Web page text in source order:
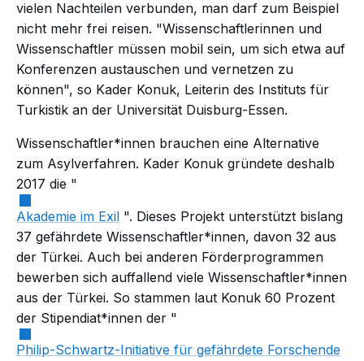
vielen Nachteilen verbunden, man darf zum Beispiel
nicht mehr frei reisen. "Wissenschaftlerinnen und
Wissenschaftler müssen mobil sein, um sich etwa auf
Konferenzen austauschen und vernetzen zu
können", so Kader Konuk, Leiterin des Instituts für
Turkistik an der Universität Duisburg-Essen.
Wissenschaftler*innen brauchen eine Alternative
zum Asylverfahren. Kader Konuk gründete deshalb
2017 die "
Akademie im Exil ". Dieses Projekt unterstützt bislang
37 gefährdete Wissenschaftler*innen, davon 32 aus
der Türkei. Auch bei anderen Förderprogrammen
bewerben sich auffallend viele Wissenschaftler*innen
aus der Türkei. So stammen laut Konuk 60 Prozent
der Stipendiat*innen der "
Philip-Schwartz-Initiative für gefährdete Forschende